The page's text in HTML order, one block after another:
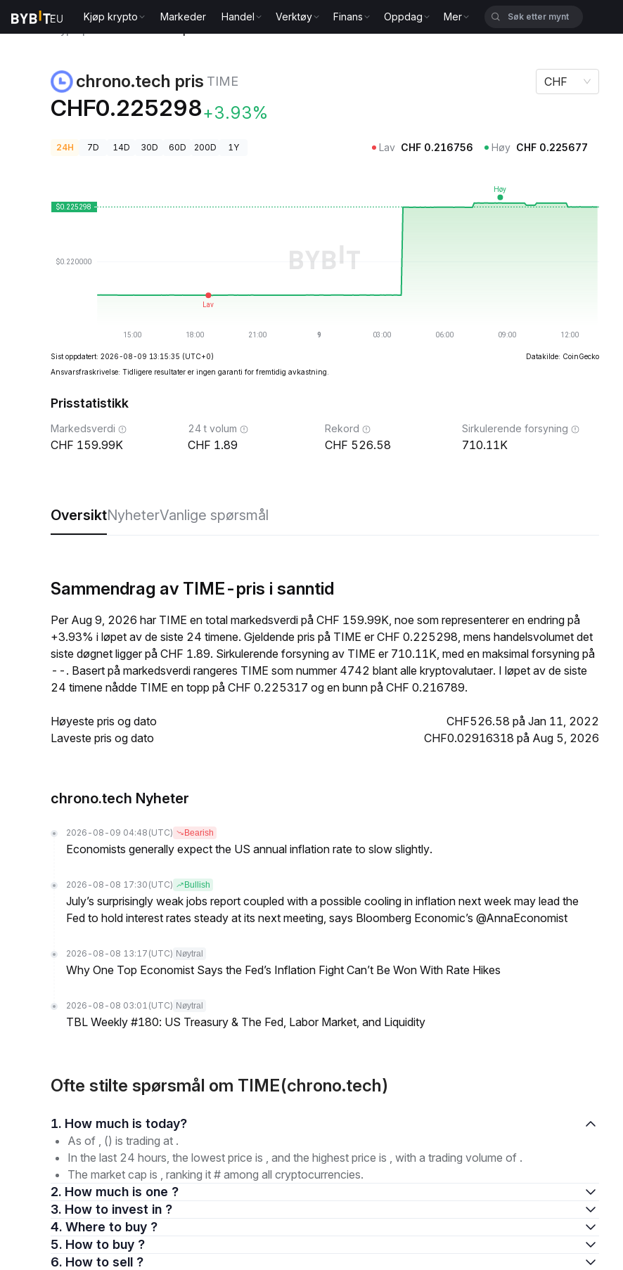
Kjøp krypto Markeder Handel Verktøy Finans Oppdag Mer
chrono.tech pris TIME
CHF0.225298+3.93%
CHF
24H 7D 14D 30D 60D 200D 1Y Lav CHF 0.216756 Høy CHF 0.225677
Sist oppdatert: 2026-08-09 13:15:35 (UTC+0)
Datakilde: CoinGecko
Ansvarsfraskrivelse: Tidligere resultater er ingen garanti for fremtidig avkastning.
Prisstatistikk
Markedsverdi
159.99K
24 t volum
1.89
Rekord
526.58
Sirkulerende forsyning
710.11K
OversiktNyheterVanlige spørsmål
Sammendrag av TIME-pris i sanntid
Per Aug 9, 2026 har TIME en total markedsverdi på CHF 159.99K, noe som representerer en endring på
+3.93% i løpet av de siste 24 timene. Gjeldende pris på TIME er CHF 0.225298, mens handelsvolumet det
siste døgnet ligger på CHF 1.89. Sirkulerende forsyning av TIME er 710.11K, med en maksimal forsyning på
--. Basert på markedsverdi rangeres TIME som nummer 4742 blant alle kryptovalutaer. I løpet av de siste
24 timene nådde TIME en topp på CHF 0.225317 og en bunn på CHF 0.216789.
Høyeste pris og dato
CHF526.58 på Jan 11, 2022
Laveste pris og dato
CHF0.02916318 på Aug 5, 2026
chrono.tech Nyheter
2026-08-09 04:48 (UTC) Bearish
Economists generally expect the US annual inflation rate to slow slightly.
2026-08-08 17:30 (UTC) Bullish
July’s surprisingly weak jobs report coupled with a possible cooling in inflation next week may lead the
Fed to hold interest rates steady at its next meeting, says Bloomberg Economic’s @AnnaEconomist
2026-08-08 13:17 (UTC) Nøytral
Why One Top Economist Says the Fed’s Inflation Fight Can’t Be Won With Rate Hikes
2026-08-08 03:01 (UTC) Nøytral
TBL Weekly #180: US Treasury & The Fed, Labor Market, and Liquidity
Ofte stilte spørsmål om TIME(chrono.tech)
1. How much is today?
As of , () is trading at .
In the last 24 hours, the lowest price is , and the highest price is , with a trading volume of .
The market cap is , ranking it # among all cryptocurrencies.
2. How much is one ?
3. How to invest in ?
4. Where to buy ?
5. How to buy ?
6. How to sell ?